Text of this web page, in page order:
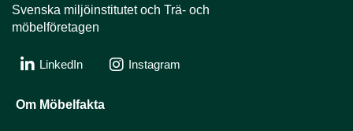
Svenska miljöinstitutet och Trä- och
möbelföretagen
LinkedIn Instagram
Om Möbelfakta